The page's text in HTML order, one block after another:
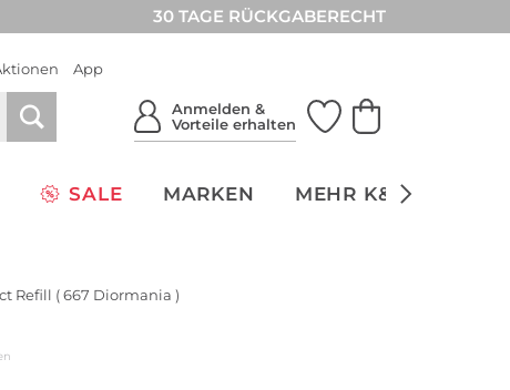
30 TAGE RÜCKGABERECHT
App
Anmelden &
Vorteile erhalten
SALE MARKEN MEHR K&Ö
Refill ( 667 Diormania )